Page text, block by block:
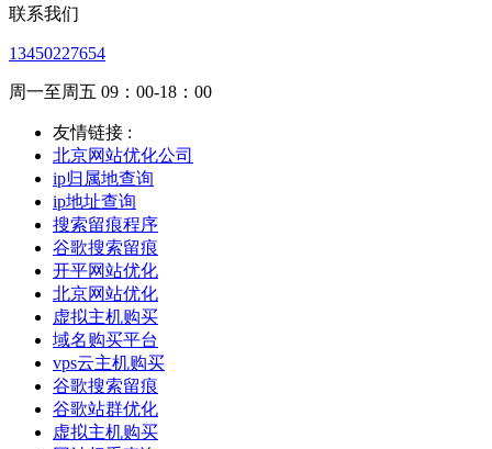
联系我们
13450227654
周一至周五 09：00-18：00
友情链接 :
北京网站优化公司
ip归属地查询
ip地址查询
搜索留痕程序
谷歌搜索留痕
开平网站优化
北京网站优化
虚拟主机购买
域名购买平台
vps云主机购买
谷歌搜索留痕
谷歌站群优化
虚拟主机购买